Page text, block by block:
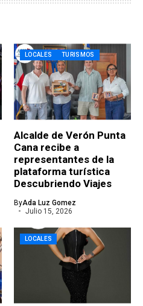
LOCALES TURISMOS
Alcalde de Verón Punta
Cana recibe a
representantes de la
plataforma turística
Descubriendo Viajes
ByAda Luz Gomez
Julio 15, 2026
LOCALES